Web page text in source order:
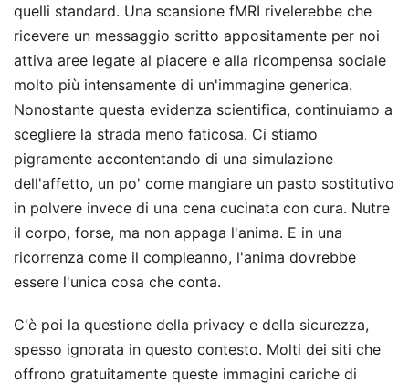
quelli standard. Una scansione fMRI rivelerebbe che
ricevere un messaggio scritto appositamente per noi
attiva aree legate al piacere e alla ricompensa sociale
molto più intensamente di un'immagine generica.
Nonostante questa evidenza scientifica, continuiamo a
scegliere la strada meno faticosa. Ci stiamo
pigramente accontentando di una simulazione
dell'affetto, un po' come mangiare un pasto sostitutivo
in polvere invece di una cena cucinata con cura. Nutre
il corpo, forse, ma non appaga l'anima. E in una
ricorrenza come il compleanno, l'anima dovrebbe
essere l'unica cosa che conta.
C'è poi la questione della privacy e della sicurezza,
spesso ignorata in questo contesto. Molti dei siti che
offrono gratuitamente queste immagini cariche di